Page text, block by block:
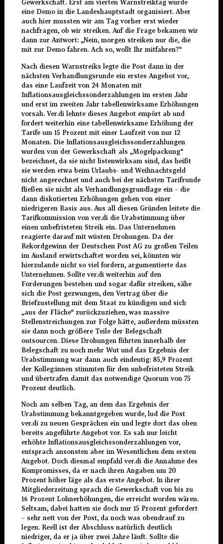
Gewerkschaft. Erst am vierten Warnstreiktag wurde
eine Demo in die Landeshauptstadt organisiert. Aber
auch hier mussten wir am Tag vorher erst wieder
nachfragen, ob wir streiken. Auf die Frage bekamen wir
dann zur Antwort: „Nein, morgen streiken nur die, die
mit zur Demo fahren. Ach so, wollt Ihr mitfahren?“
Nach diesen Warnstreiks legte die Post dann in der
nächsten Verhandlungsrunde ein erstes Angebot vor,
das eine Laufzeit von 24 Monaten mit
Inflationsausgleichssonderzahlungen im ersten Jahr
und erst im zweiten Jahr tabellenwirksame Erhöhungen
vorsah. Ver.di lehnte dieses Angebot empört ab und
fordert weiterhin eine tabellenwirksame Erhöhung der
Tarife um 15 Prozent mit einer Laufzeit von nur 12
Monaten. Die Inflationsausgleichssonderzahlungen
wurden von der Gewerkschaft als „Mogelpackung“
bezeichnet, da sie nicht listenwirksam sind, das heißt
sie werden etwa beim Urlaubs- und Weihnachtsgeld
nicht angerechnet und auch bei der nächsten Tarifrunde
fließen sie nicht als Verhandlungsgrundlage ein – die
dann diskutierten Erhöhungen gehen von einer
niedrigeren Basis aus. Aus all diesen Gründen leitete die
Tarifkommission von ver.di die Urabstimmung über
einen unbefristeten Streik ein. Das Unternehmen
reagierte darauf mit wüsten Drohungen. Da der
Rekordgewinn der Deutschen Post AG zu großen Teilen
im Ausland erwirtschaftet worden sei, könnten wir
hierzulande nicht so viel fordern, argumentierte das
Unternehmen. Sollte ver.di weiterhin auf den
Forderungen bestehen und sogar dafür streiken, sähe
sich die Post gezwungen, den Vertrag über die
Briefzustellung mit dem Staat zu kündigen und sich
„aus der Fläche“ zurückzuziehen, was massive
Stellenstreichungen zur Folge hätte, außerdem müssten
sie dann noch größere Teile der Belegschaft
outsourcen. Diese Drohungen führten innerhalb der
Belegschaft zu noch mehr Wut und das Ergebnis der
Urabstimmung war dann auch eindeutig: 85,9 Prozent
der Kolleg:innen stimmten für den unbefristeten Streik
und übertrafen damit das notwendige Quorum von 75
Prozent deutlich.
Noch am selben Tag, an dem das Ergebnis der
Urabstimmung bekanntgegeben wurde, lud die Post
ver.di zu neuen Gesprächen ein und legte dort das oben
bereits angeführte Angebot vor. Es sah nur leicht
erhöhte Inflationsausgleichssonderzahlungen vor,
entsprach ansonsten aber im Wesentlichen dem ersten
Angebot. Doch diesmal empfahl ver.di die Annahme des
Kompromisses, da er nach ihren Angaben um 20
Prozent höher läge als das erste Angebot. In ihrer
Mitgliederzeitung sprach die Gewerkschaft von bis zu
16 Prozent Lohnerhöhungen, die erreicht worden wären.
Seltsam, dabei hatten sie doch nur 15 Prozent gefordert
– sehr nett von der Post, da noch was obendrauf zu
legen. Reell ist der Abschluss natürlich deutlich
niedriger, da er ja über zwei Jahre läuft. Sollte die